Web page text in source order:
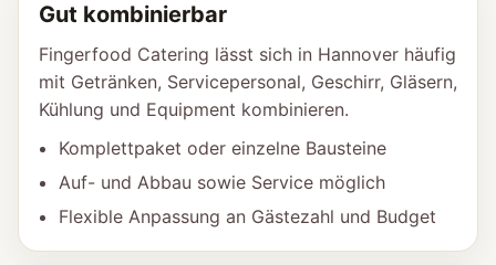
Gut kombinierbar
Fingerfood Catering lässt sich in Hannover häufig
mit Getränken, Servicepersonal, Geschirr, Gläsern,
Kühlung und Equipment kombinieren.
Komplettpaket oder einzelne Bausteine
Auf- und Abbau sowie Service möglich
Flexible Anpassung an Gästezahl und Budget